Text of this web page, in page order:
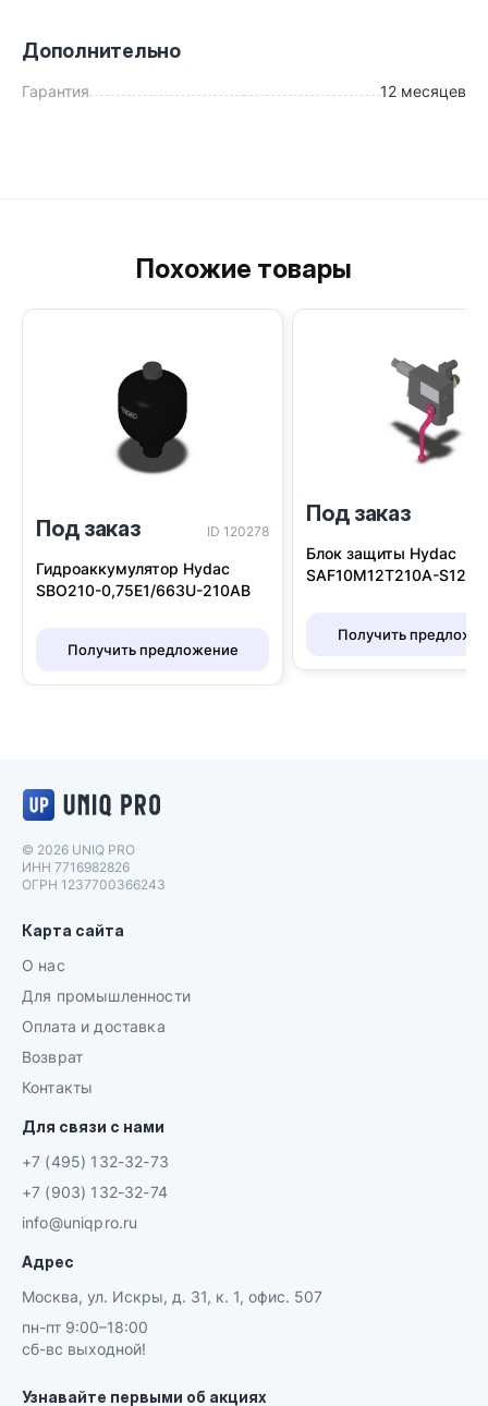
Дополнительно
Гарантия 12 месяцев
Похожие товары
Под заказ ID 120278
Гидроаккумулятор Hydac
SBO210-0,75E1/663U-210AB
Получить предложение
Под заказ
Блок защиты Hydac
SAF10M12T210A-S12
Получить
© 2026 UNIQ PRO
ИНН 7716982826
ОГРН 1237700366243
Карта сайта
О нас
Для промышленности
Оплата и доставка
Возврат
Контакты
Для связи с нами
+7 (495) 132-32-73
+7 (903) 132-32-74
info@uniqpro.ru
Адрес
Москва, ул. Искры, д. 31, к. 1, офис. 507
пн-пт 9:00–18:00
сб-вс выходной!
Узнавайте первыми об акциях